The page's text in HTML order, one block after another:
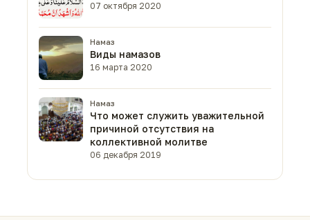
07 октября 2020
Намаз
Виды намазов
16 марта 2020
Намаз
Что может служить уважительной
причиной отсутствия на
коллективной молитве
06 декабря 2019